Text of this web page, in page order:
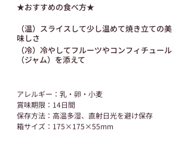
★おすすめの食べ方★
（温）スライスして少し温めて焼き立ての美
味しさ
（冷）冷やしてフルーツやコンフィチュール
（ジャム）を添えて
アレルギー：乳・卵・小麦
賞味期限：14日間
保存方法：高温多湿、直射日光を避け保存
箱サイズ：175×175×55mm